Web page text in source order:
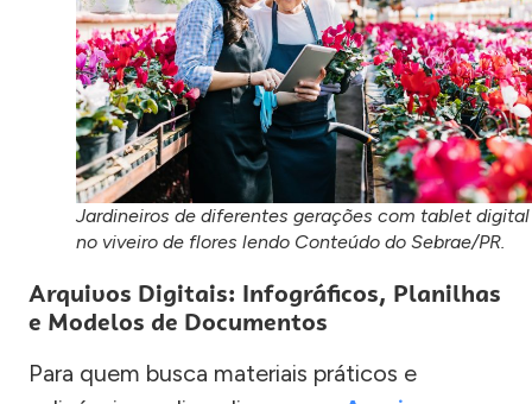
Jardineiros de diferentes gerações com tablet digital
no viveiro de flores lendo Conteúdo do Sebrae/PR.
Arquivos Digitais: Infográficos, Planilhas
e Modelos de Documentos
Para quem busca materiais práticos e